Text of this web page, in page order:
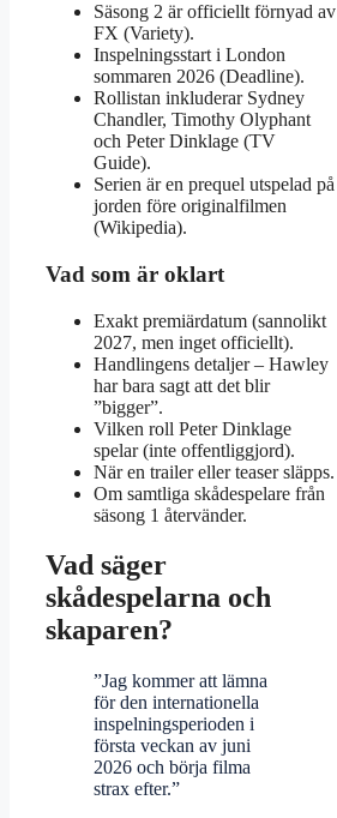
Säsong 2 är officiellt förnyad av
FX (Variety).
Inspelningsstart i London
sommaren 2026 (Deadline).
Rollistan inkluderar Sydney
Chandler, Timothy Olyphant
och Peter Dinklage (TV
Guide).
Serien är en prequel utspelad på
jorden före originalfilmen
(Wikipedia).
Vad som är oklart
Exakt premiärdatum (sannolikt
2027, men inget officiellt).
Handlingens detaljer – Hawley
har bara sagt att det blir
”bigger”.
Vilken roll Peter Dinklage
spelar (inte offentliggjord).
När en trailer eller teaser släpps.
Om samtliga skådespelare från
säsong 1 återvänder.
Vad säger
skådespelarna och
skaparen?
”Jag kommer att lämna
för den internationella
inspelningsperioden i
första veckan av juni
2026 och börja filma
strax efter.”